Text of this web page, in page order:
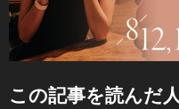
この記事を読んだ